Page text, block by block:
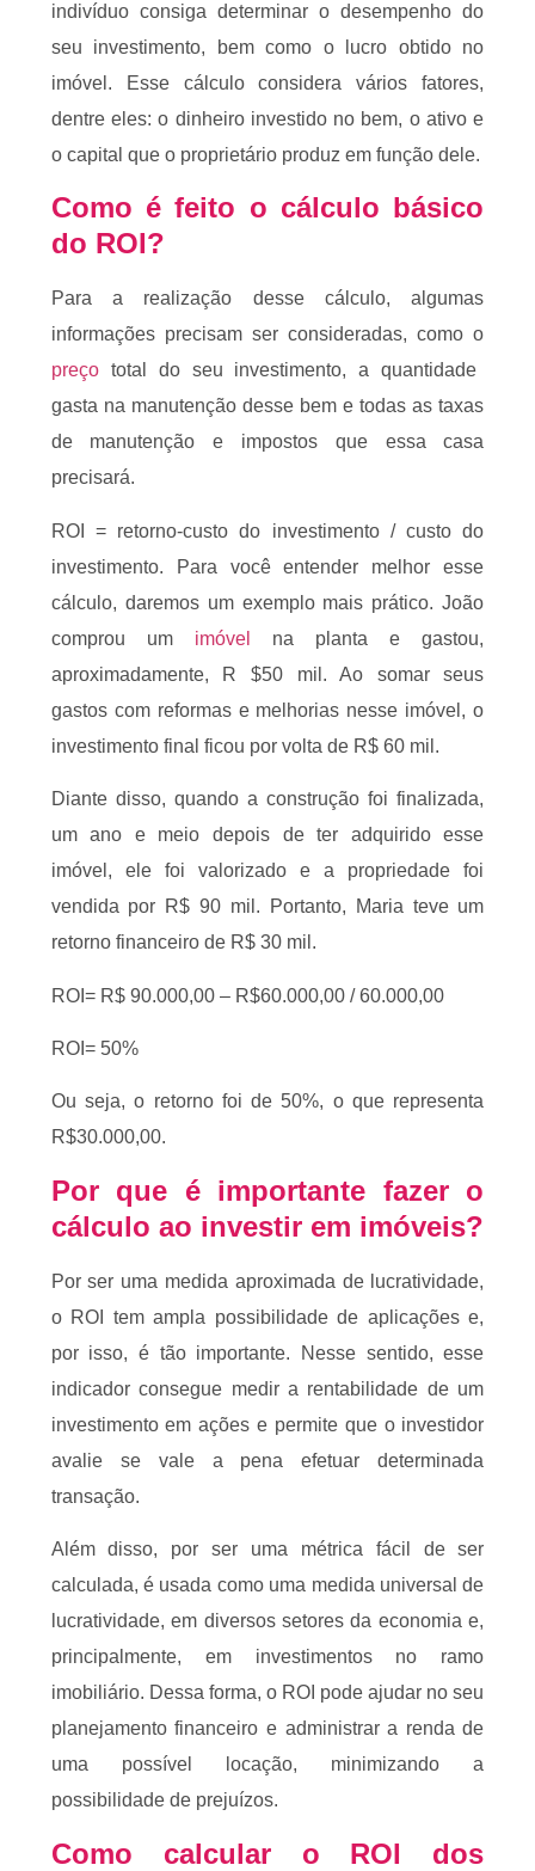
indivíduo consiga determinar o desempenho do
seu investimento, bem como o lucro obtido no
imóvel. Esse cálculo considera vários fatores,
dentre eles: o dinheiro investido no bem, o ativo e
o capital que o proprietário produz em função dele.
Como é feito o cálculo básico
do ROI?
Para a realização desse cálculo, algumas
informações precisam ser consideradas, como o
preçototal do seu investimento, a quantidade
gasta na manutenção desse bem e todas as taxas
de manutenção e impostos que essa casa
precisará.
ROI = retorno-custo do investimento / custo do
investimento. Para você entender melhor esse
cálculo, daremos um exemplo mais prático. João
comprou umimóvel
na planta e gastou,
aproximadamente, R $50 mil. Ao somar seus
gastos com reformas e melhorias nesse imóvel, o
investimento final ficou por volta de R$ 60 mil.
Diante disso, quando a construção foi finalizada,
um ano e meio depois de ter adquirido esse
imóvel, ele foi valorizado e a propriedade foi
vendida por R$ 90 mil. Portanto, Maria teve um
retorno financeiro de R$ 30 mil.
ROI= R$ 90.000,00 – R$60.000,00 / 60.000,00
ROI= 50%
Ou seja, o retorno foi de 50%, o que representa
R$30.000,00.
Por que é importante fazer o
cálculo ao investir em imóveis?
Por ser uma medida aproximada de lucratividade,
o ROI tem ampla possibilidade de aplicações e,
por isso, é tão importante. Nesse sentido, esse
indicador consegue medir a rentabilidade de um
investimento em ações e permite que o investidor
avalie se vale a pena efetuar determinada
transação.
Além disso, por ser uma métrica fácil de ser
calculada, é usada como uma medida universal de
lucratividade, em diversos setores da economia e,
principalmente, em investimentos no ramo
imobiliário. Dessa forma, o ROI pode ajudar no seu
planejamento financeiro e administrar a renda de
uma possível locação, minimizando a
possibilidade de prejuízos.
Como calcular o ROI dos